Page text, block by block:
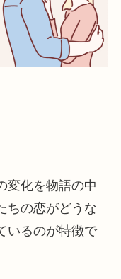
変化を物語の中
ちの恋がどうな
いるのが特徴で